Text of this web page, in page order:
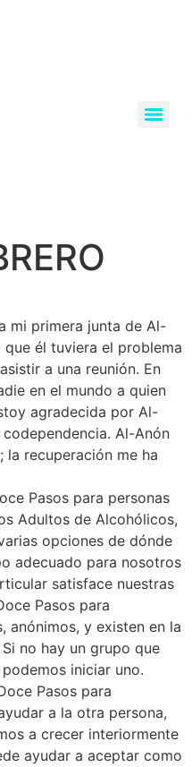
mi primera junta de Al-
él tuviera el problema
a una reunión. En
en el mundo a quien
agradecida por Al-
Al-Anón
la recuperación me ha
Pasos para personas
Adultos de Alcohólicos,
opciones de dónde
adecuado para nosotros
satisface nuestras
Pasos para
anónimos, y existen en la
no hay un grupo que
iniciar uno.
Pasos para
a la otra persona,
a crecer interiormente
ayudar a aceptar como